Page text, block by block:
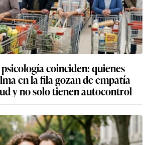
coinciden: quienes
en la fila gozan de empatía
y no solo tienen autocontrol